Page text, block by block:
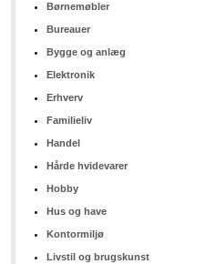
Børnemøbler
Bureauer
Bygge og anlæg
Elektronik
Erhverv
Familieliv
Handel
Hårde hvidevarer
Hobby
Hus og have
Kontormiljø
Livstil og brugskunst